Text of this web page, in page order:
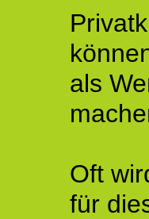
als
Oft
für